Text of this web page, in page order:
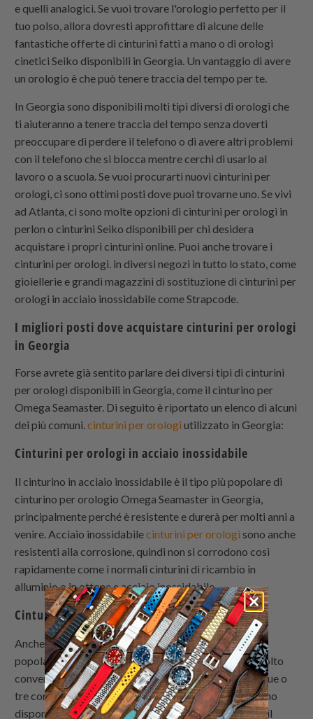
e quelli analogici. Se vuoi trovare l'orologio perfetto per il
tuo polso, allora dovresti approfittare di alcune delle
fantastiche offerte di cinturini fatti a mano o di orologi
cinetici Seiko disponibili in Georgia. Un vantaggio di avere
un orologio è che può tenere traccia del tempo per te.
In Georgia sono disponibili molti tipi diversi di orologi che
ti aiuteranno a tenere traccia del tempo senza doverti
preoccupare di perdere il telefono o di avere altri problemi
con il telefono che si blocca mentre cerchi di usarlo al
lavoro o a scuola. Se vuoi procurarti nuovi cinturini per
orologi, ci sono ottimi posti dove puoi trovarne uno. Se vivi
ad Atlanta, ci sono molte opzioni di cinturini per orologi in
perlon o cinturini Seiko disponibili per chi desidera
acquistare i propri cinturini online. Puoi anche trovare i
cinturini per orologi. in diversi negozi in tutto lo stato, come
gioiellerie e grandi magazzini di sostituzione di cinturini per
orologi in acciaio inossidabile comeStrapcode.
I migliori posti dove acquistare cinturini per orologi
in Georgia
Forse avrete già sentito parlare dei diversi tipi di cinturini
per orologi disponibili in Georgia, come il cinturino per
Omega Seamaster. Di seguito è riportato un elenco di alcuni
dei più comuni.cinturini per orologi utilizzato in Georgia:
Cinturini per orologi in acciaio inossidabile
Il cinturino in acciaio inossidabile è il tipo più popolare di
cinturino per orologio Omega Seamaster in Georgia,
principalmente perché è resistente e durerà per molti anni a
venire. Acciaio inossidabilecinturini per orologi sono anche
resistenti alla corrosione, quindi non si corrodono così
rapidamente come i normali cinturini di ricambio in
alluminio o in ottone e acciaio inossidabile.
Cinturini per orologi in nylon
Anche i cinturini di ricambio Omega sono una scelta
popolare tra i consumatori in Georgia perché sono molto
convenienti, e lo sono ancora di più se ne acquistano due o
tre contemporaneamente. Questi cinturini in nylon sono
disponibili nei colori nero, blu e rosso. Quando cerchi il